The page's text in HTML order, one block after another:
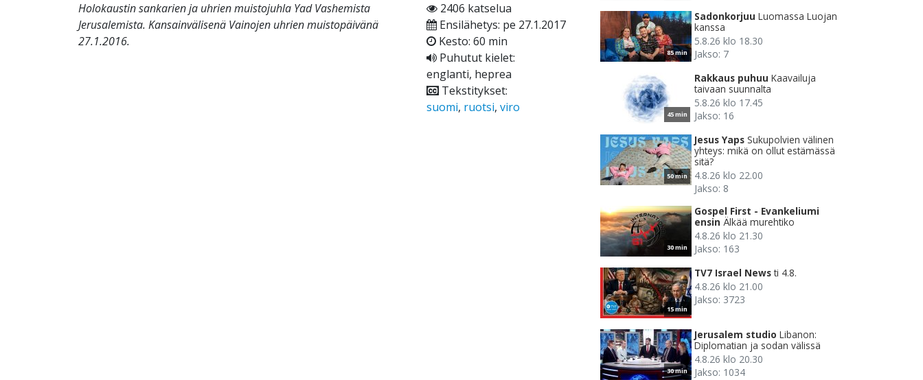
Holokaustin sankarien ja uhrien muistojuhla Yad Vashemista
Jerusalemista. Kansainvälisenä Vainojen uhrien muistopäivänä
27.1.2016.
2406 katselua
Ensilähetys: pe 27.1.2017
Kesto: 60 min
Puhutut kielet:
englanti, heprea
Tekstitykset:
suomi, ruotsi, viro
85 min
Sadonkorjuu Luomassa Luojan
kanssa
5.8.26 klo 18.30
Jakso: 7
45 min
Rakkaus puhuu Kaavailuja
taivaan suunnalta
5.8.26 klo 17.45
Jakso: 16
50 min
Jesus Yaps Sukupolvien välinen
yhteys: mikä on ollut estämässä
sitä?
4.8.26 klo 22.00
Jakso: 8
30 min
Gospel First - Evankeliumi
ensin Älkää murehtiko
4.8.26 klo 21.30
Jakso: 163
15 min
TV7 Israel News ti 4.8.
4.8.26 klo 21.00
Jakso: 3723
30 min
Jerusalem studio Libanon:
Diplomatian ja sodan välissä
4.8.26 klo 20.30
Jakso: 1034